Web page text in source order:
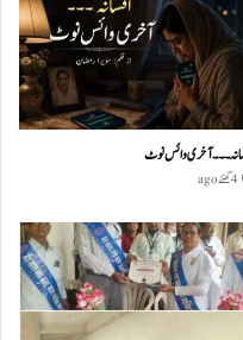
وائس نوٹ
4 گھنٹے ago